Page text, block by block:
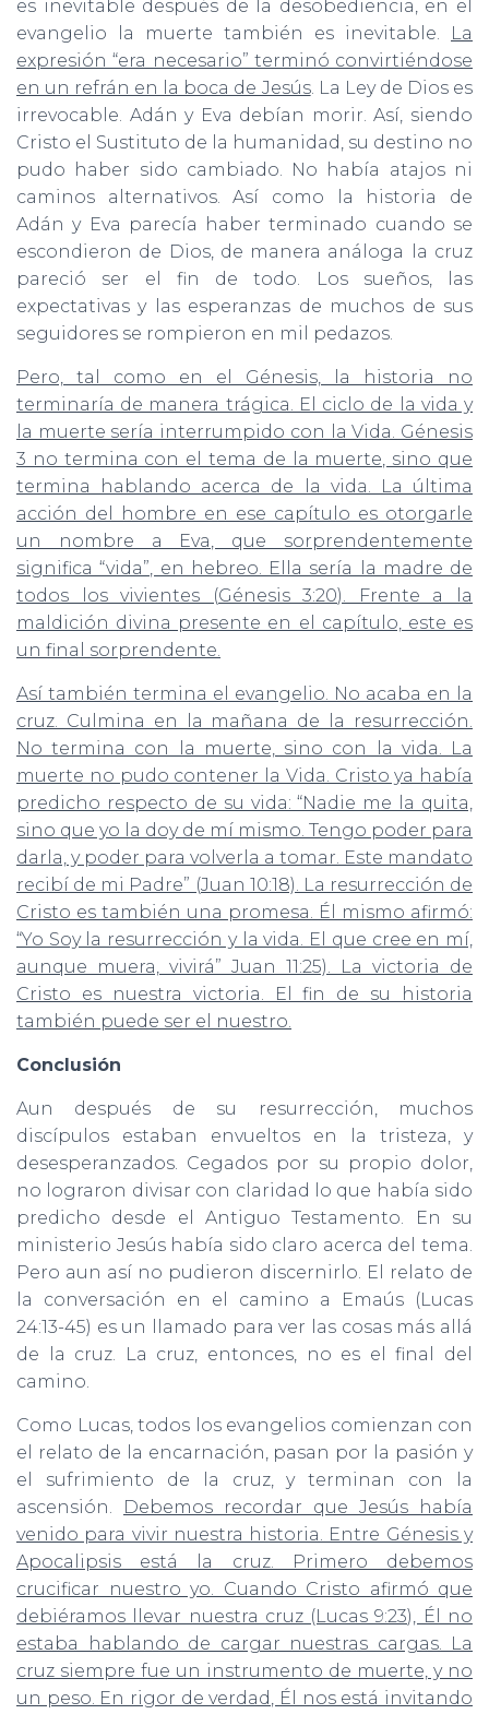
es inevitable después de la desobediencia, en el
evangelio la muerte también es inevitable.
La
expresión “era necesario” terminó convirtiéndose
en un refrán en la boca de Jesús. La Ley de Dios es
irrevocable. Adán y Eva debían morir. Así, siendo
Cristo el Sustituto de la humanidad, su destino no
pudo haber sido cambiado. No había atajos ni
caminos alternativos. Así como la historia de
Adán y Eva parecía haber terminado cuando se
escondieron de Dios, de manera análoga la cruz
pareció ser el fin de todo. Los sueños, las
expectativas y las esperanzas de muchos de sus
seguidores se rompieron en mil pedazos.
Pero, tal como en el Génesis, la historia no
terminaría de manera trágica. El ciclo de la vida y
la muerte sería interrumpido con la Vida. Génesis
3 no termina con el tema de la muerte, sino que
termina hablando acerca de la vida. La última
acción del hombre en ese capítulo es otorgarle
un nombre a Eva, que sorprendentemente
significa “vida”, en hebreo. Ella sería la madre de
todos los vivientes (Génesis 3:20). Frente a la
maldición divina presente en el capítulo, este es
un final sorprendente.
Así también termina el evangelio. No acaba en la
cruz. Culmina en la mañana de la resurrección.
No termina con la muerte, sino con la vida. La
muerte no pudo contener la Vida. Cristo ya había
predicho respecto de su vida: “Nadie me la quita,
sino que yo la doy de mí mismo. Tengo poder para
darla, y poder para volverla a tomar. Este mandato
recibí de mi Padre” (Juan 10:18). La resurrección de
Cristo es también una promesa. Él mismo afirmó:
“Yo Soy la resurrección y la vida. El que cree en mí,
aunque muera, vivirá” Juan 11:25). La victoria de
Cristo es nuestra victoria. El fin de su historia
también puede ser el nuestro.
Conclusión
Aun después de su resurrección, muchos
discípulos estaban envueltos en la tristeza, y
desesperanzados. Cegados por su propio dolor,
no lograron divisar con claridad lo que había sido
predicho desde el Antiguo Testamento. En su
ministerio Jesús había sido claro acerca del tema.
Pero aun así no pudieron discernirlo. El relato de
la conversación en el camino a Emaús (Lucas
24:13-45) es un llamado para ver las cosas más allá
de la cruz. La cruz, entonces, no es el final del
camino.
Como Lucas, todos los evangelios comienzan con
el relato de la encarnación, pasan por la pasión y
el sufrimiento de la cruz, y terminan con la
ascensión.
Debemos recordar que Jesús había
venido para vivir nuestra historia. Entre Génesis y
Apocalipsis está la cruz. Primero debemos
crucificar nuestro yo. Cuando Cristo afirmó que
debiéramos llevar nuestra cruz (Lucas 9:23), Él no
estaba hablando de cargar nuestras cargas. La
cruz siempre fue un instrumento de muerte, y no
un peso. En rigor de verdad, Él nos está invitando